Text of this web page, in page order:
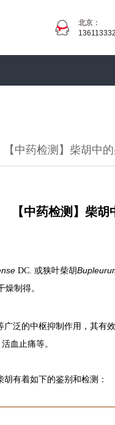
北京：
【中药检测】柴胡中
【中药检测】柴
DC. 或狭叶柴胡
制得。
广泛的中枢抑制作用，其有
血止痛等。
有着如下的鉴别和检测：